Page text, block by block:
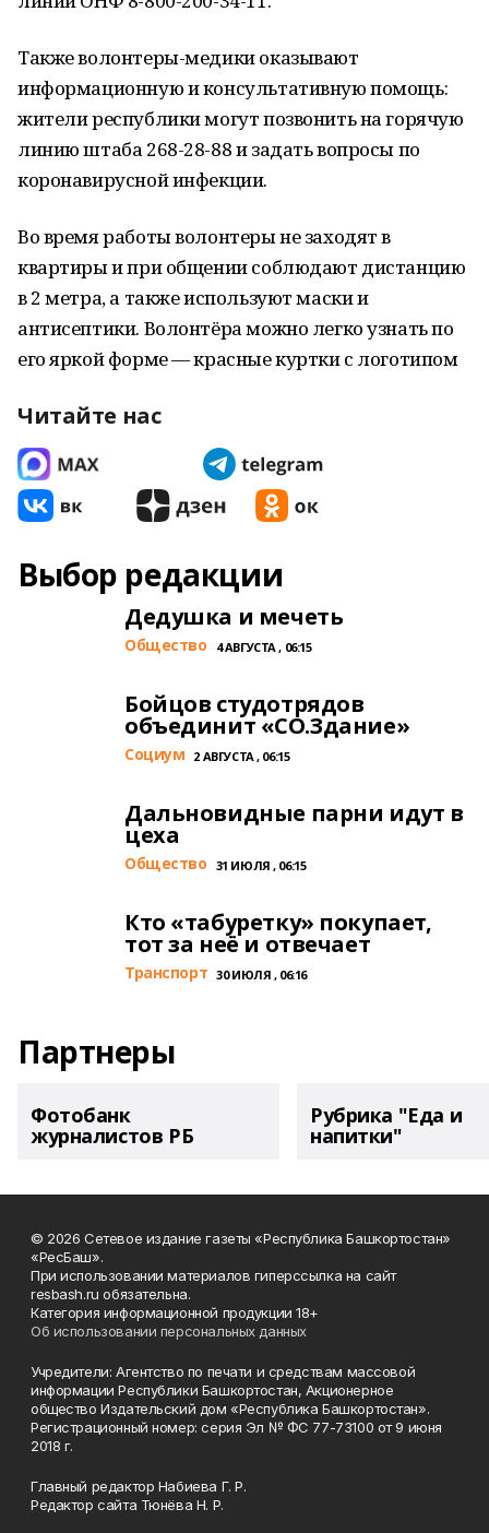
Также волонтеры-медики оказывают
информационную и консультативную помощь:
жители республики могут позвонить на горячую
линию штаба 268-28-88 и задать вопросы по
коронавирусной инфекции.
Во время работы волонтеры не заходят в
квартиры и при общении соблюдают дистанцию
в 2 метра, а также используют маски и
антисептики. Волонтёра можно легко узнать по
его яркой форме — красные куртки с логотипом
Читайте нас
Выбор редакции
Дедушка и мечеть
Общество 4 АВГУСТА , 06:15
Бойцов студотрядов
объединит «СО.Здание»
Cоциум 2 АВГУСТА , 06:15
Дальновидные парни идут в
цеха
Общество 31 ИЮЛЯ , 06:15
Кто «табуретку» покупает,
тот за неё и отвечает
Транспорт 30 ИЮЛЯ , 06:16
Партнеры
Фотобанк
журналистов РБ
Рубрика "Еда и
напитки"
© 2026 Сетевое издание газеты «Республика Башкортостан»
«РесБаш».
При использовании материалов гиперссылка на сайт
resbash.ru обязательна.
Категория информационной продукции 18+
Об использовании персональных данных
Учредители: Агентство по печати и средствам массовой
информации Республики Башкортостан, Акционерное
общество Издательский дом «Республика Башкортостан».
Регистрационный номер: серия Эл № ФС 77-73100 от 9 июня
2018 г.
Главный редактор Набиева Г. Р.
Редактор сайта Тюнёва Н. Р.